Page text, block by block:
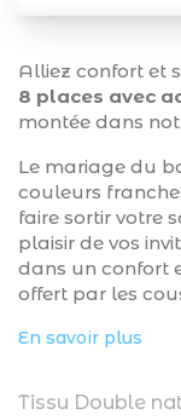
Alliez confort et
8 places avec
montée dans
Le mariage du
couleurs
faire sortir votre
plaisir de vos
dans un confort
offert par les
En savoir plus
Tissu Double